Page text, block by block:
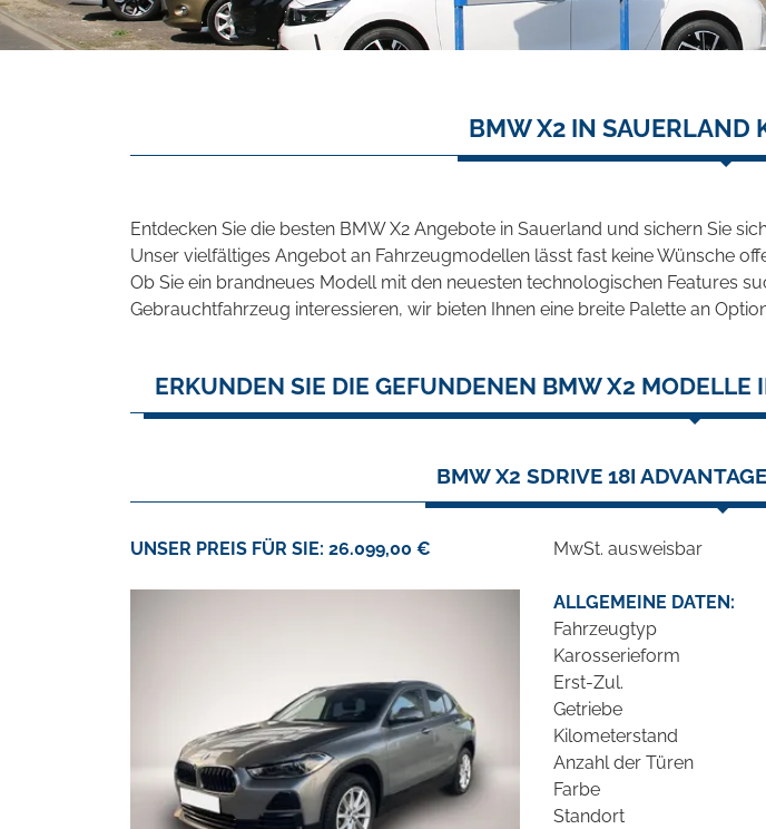
BMW X2 IN SAUERLAND
Entdecken Sie die besten BMW X2 Angebote in Sauerland und sichern Sie
Unser vielfältiges Angebot an Fahrzeugmodellen lässt fast keine Wünsche
Ob Sie ein brandneues Modell mit den neuesten technologischen Features
Gebrauchtfahrzeug interessieren, wir bieten Ihnen eine breite Palette an
ERKUNDEN SIE DIE GEFUNDENEN BMW X2
BMW X2 SDRIVE 18I
UNSER PREIS FÜR SIE: 26.099,00 € MwSt. ausweisbar
ALLGEMEINE DATEN:
Fahrzeugtyp
Karosserieform
Erst-Zul.
Getriebe
Kilometerstand
Anzahl der Türen
Farbe
Standort